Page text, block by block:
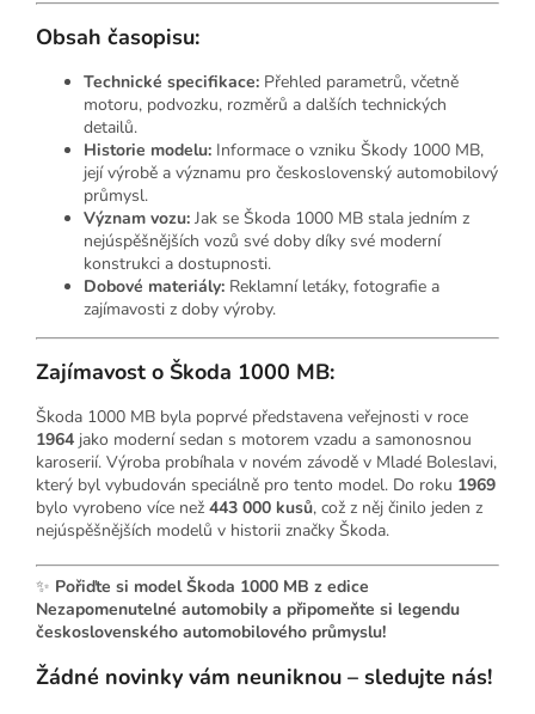
Obsah časopisu:
Technické specifikace: Přehled parametrů, včetně
motoru, podvozku, rozměrů a dalších technických
detailů.
Historie modelu: Informace o vzniku Škody 1000 MB,
její výrobě a významu pro československý automobilový
průmysl.
Význam vozu: Jak se Škoda 1000 MB stala jedním z
nejúspěšnějších vozů své doby díky své moderní
konstrukci a dostupnosti.
Dobové materiály: Reklamní letáky, fotografie a
zajímavosti z doby výroby.
Zajímavost o Škoda 1000 MB:
Škoda 1000 MB byla poprvé představena veřejnosti v roce
1964 jako moderní sedan s motorem vzadu a samonosnou
karoserií. Výroba probíhala v novém závodě v Mladé Boleslavi,
který byl vybudován speciálně pro tento model. Do roku 1969
bylo vyrobeno více než 443 000 kusů, což z něj činilo jeden z
nejúspěšnějších modelů v historii značky Škoda.
✨ Pořiďte si model Škoda 1000 MB z edice
Nezapomenutelné automobily a připomeňte si legendu
československého automobilového průmyslu!
Žádné novinky vám neuniknou – sledujte nás!